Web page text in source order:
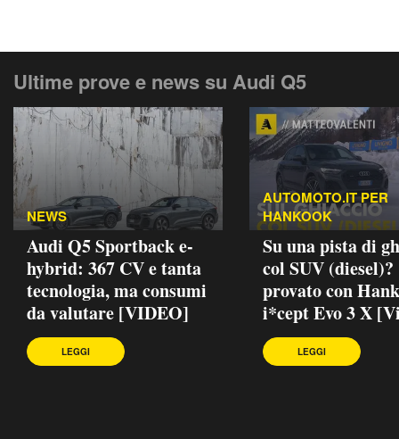
Ultime prove e news su Audi Q5
NEWS
Audi Q5 Sportback e-
hybrid: 367 CV e tanta
tecnologia, ma consumi
da valutare [VIDEO]
LEGGI
AUTOMOTO.IT PER
HANKOOK
Su una pista di
col SUV
provato con
i*cept Evo 3 X
LEGGI